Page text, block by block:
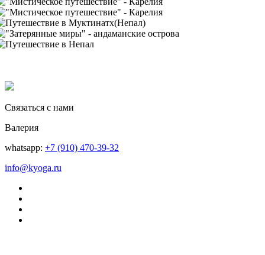
Связаться с нами
Валерия
whatsapp: +7 (910) 470-39-32
info@kyoga.ru